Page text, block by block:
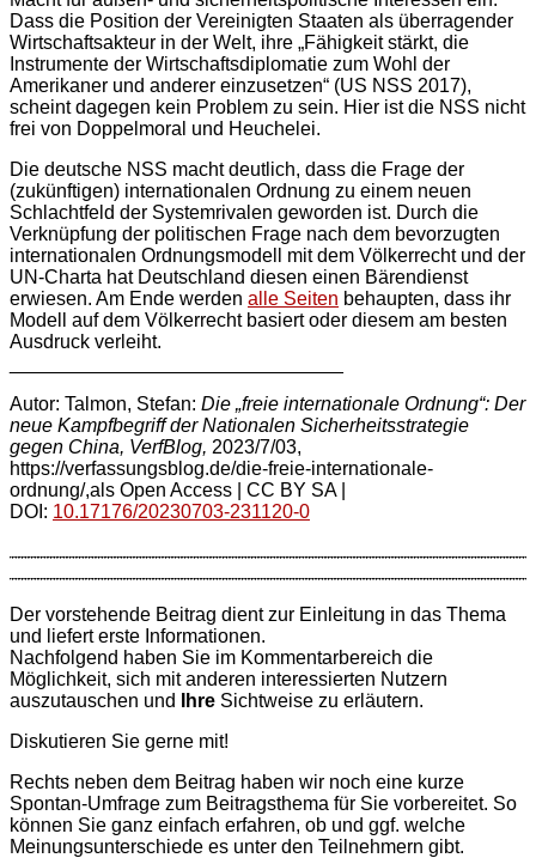
Dass die Position der Vereinigten Staaten als überragender
Wirtschaftsakteur in der Welt, ihre „Fähigkeit stärkt, die
Instrumente der Wirtschaftsdiplomatie zum Wohl der
Amerikaner und anderer einzusetzen“ (US NSS 2017),
scheint dagegen kein Problem zu sein. Hier ist die NSS nicht
frei von Doppelmoral und Heuchelei.
Die deutsche NSS macht deutlich, dass die Frage der
(zukünftigen) internationalen Ordnung zu einem neuen
Schlachtfeld der Systemrivalen geworden ist. Durch die
Verknüpfung der politischen Frage nach dem bevorzugten
internationalen Ordnungsmodell mit dem Völkerrecht und der
UN-Charta hat Deutschland diesen einen Bärendienst
erwiesen. Am Ende werden alle Seiten behaupten, dass ihr
Modell auf dem Völkerrecht basiert oder diesem am besten
Ausdruck verleiht.
Autor: Talmon, Stefan: Die „freie internationale Ordnung“: Der
neue Kampfbegriff der Nationalen Sicherheitsstrategie
gegen China, VerfBlog, 2023/7/03,
https://verfassungsblog.de/die-freie-internationale-
ordnung/,als Open Access | CC BY SA |
DOI: 10.17176/20230703-231120-0
Der vorstehende Beitrag dient zur Einleitung in das Thema
und liefert erste Informationen.
Nachfolgend haben Sie im Kommentarbereich die
Möglichkeit, sich mit anderen interessierten Nutzern
auszutauschen und
Ihre Sichtweise zu erläutern.
Diskutieren Sie gerne mit!
Rechts neben dem Beitrag haben wir noch eine kurze
Spontan-Umfrage zum Beitragsthema für Sie vorbereitet. So
können Sie ganz einfach erfahren, ob und ggf. welche
Meinungsunterschiede es unter den Teilnehmern gibt.